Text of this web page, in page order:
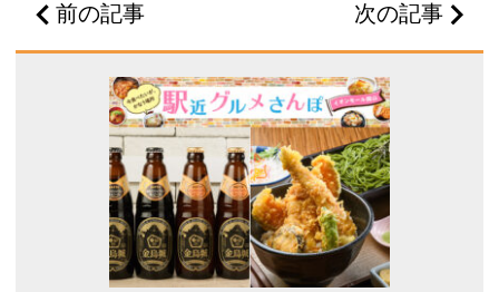
前の記事 次の記事